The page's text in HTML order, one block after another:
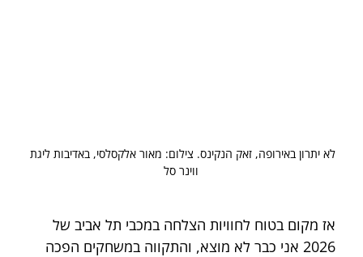
לא יתרון באירופה, זאק הנקינס. צילום: מאור אלקסלסי, באדיבות ליגת
ווינר סל
אז מקום בטוח לחוויות הצלחה במכבי תל אביב של
2026 אני כבר לא מוצא, והתקווה במשחקים הפכה